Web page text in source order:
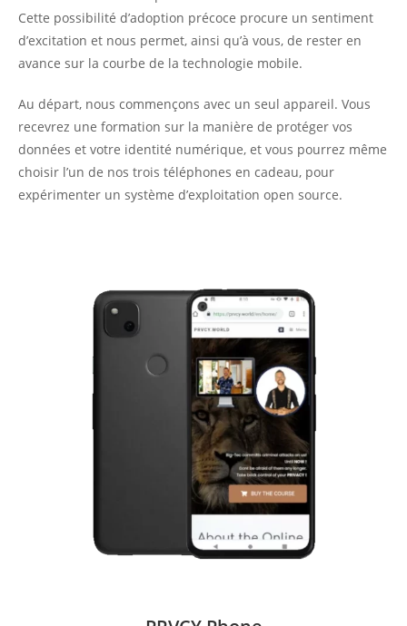
Cette possibilité d’adoption précoce procure un sentiment
d’excitation et nous permet, ainsi qu’à vous, de rester en
avance sur la courbe de la technologie mobile.
Au départ, nous commençons avec un seul appareil. Vous
recevrez une formation sur la manière de protéger vos
données et votre identité numérique, et vous pourrez même
choisir l’un de nos trois téléphones en cadeau, pour
expérimenter un système d’exploitation open source.